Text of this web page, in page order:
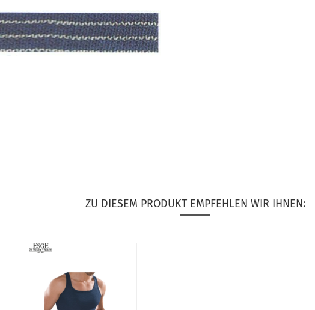
ZU DIESEM PRODUKT EMPFEHLEN WIR IHNEN: